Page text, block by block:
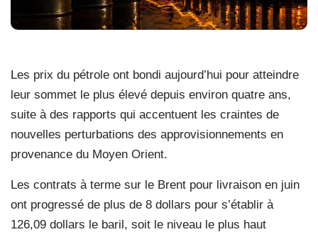
Les prix du pétrole ont bondi aujourd’hui pour atteindre
leur sommet le plus élevé depuis environ quatre ans,
suite à des rapports qui accentuent les craintes de
nouvelles perturbations des approvisionnements en
provenance du Moyen Orient.
Les contrats à terme sur le Brent pour livraison en juin
ont progressé de plus de 8 dollars pour s’établir à
126,09 dollars le baril, soit le niveau le plus haut